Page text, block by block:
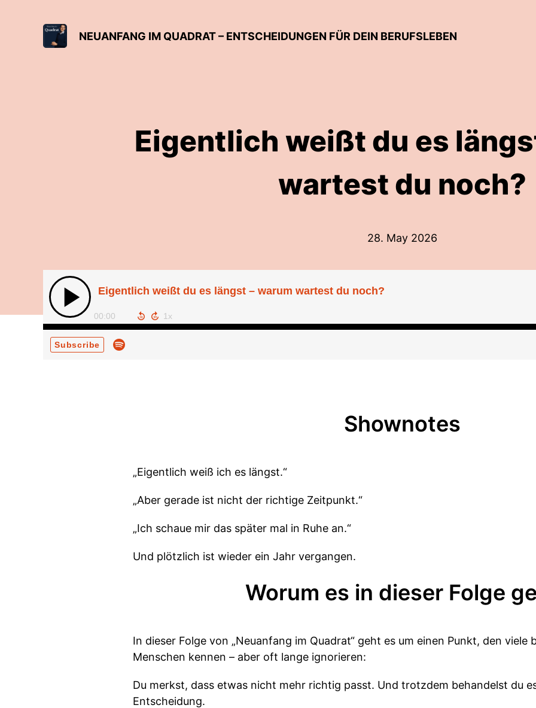
NEUANFANG IM QUADRAT – ENTSCHEIDUNGEN FÜR DEIN BERUFSLEBEN
Eigentlich weißt du es
wartest du noch?
28. May 2026
Eigentlich weißt du es längst – warum wartest du noch?
00:00
Subscribe
Shownotes
„Eigentlich weiß ich es längst.“
„Aber gerade ist nicht der richtige Zeitpunkt.“
„Ich schaue mir das später mal in Ruhe an.“
Und plötzlich ist wieder ein Jahr vergangen.
Worum es in dieser Folge
In dieser Folge von „Neuanfang im Quadrat“ geht es um einen Punkt, den
Menschen kennen – aber oft lange ignorieren:
Du merkst, dass etwas nicht mehr richtig passt. Und trotzdem behandelst du
Entscheidung.